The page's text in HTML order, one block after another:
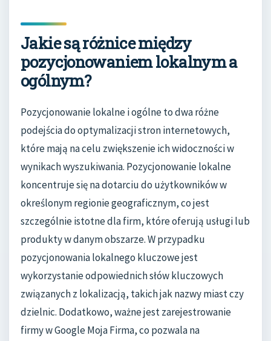
Jakie są różnice między
pozycjonowaniem lokalnym a
ogólnym?
Pozycjonowanie lokalne i ogólne to dwa różne
podejścia do optymalizacji stron internetowych,
które mają na celu zwiększenie ich widoczności w
wynikach wyszukiwania. Pozycjonowanie lokalne
koncentruje się na dotarciu do użytkowników w
określonym regionie geograficznym, co jest
szczególnie istotne dla firm, które oferują usługi lub
produkty w danym obszarze. W przypadku
pozycjonowania lokalnego kluczowe jest
wykorzystanie odpowiednich słów kluczowych
związanych z lokalizacją, takich jak nazwy miast czy
dzielnic. Dodatkowo, ważne jest zarejestrowanie
firmy w Google Moja Firma, co pozwala na